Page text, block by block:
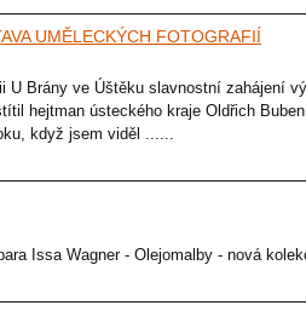
UMĚLECKÝCH FOTOGRAFIÍ
U Brány ve Úštěku slavnostní zahájení
hejtman ústeckého kraje Oldřich
když jsem viděl ......
- Olejomalby - nová kolekce